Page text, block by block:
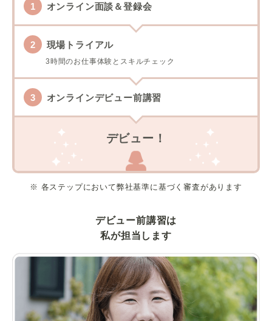
オンライン面談＆登録会
現場トライアル
3時間のお仕事体験とスキルチェック
オンラインデビュー前講習
デビュー！
※ 各ステップにおいて弊社基準に基づく審査があります
デビュー前講習は
私が担当します